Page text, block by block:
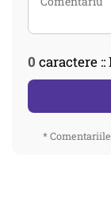
0 caractere
*